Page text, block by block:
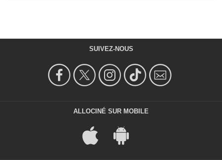
SUIVEZ-NOUS
ALLOCINÉ SUR MOBILE